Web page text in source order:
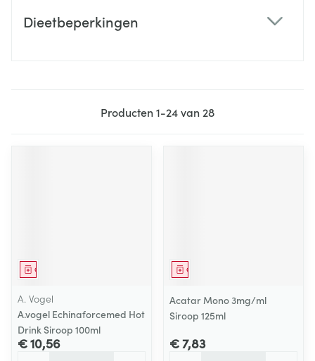
Dieetbeperkingen
Producten1-24van 28
Geneesmiddel
A. Vogel
A.vogel Echinaforcemed Hot
Drink Siroop 100ml
€ 10,56
Geneesmiddel
Acatar Mono 3mg/ml
Siroop 125ml
€ 7,83